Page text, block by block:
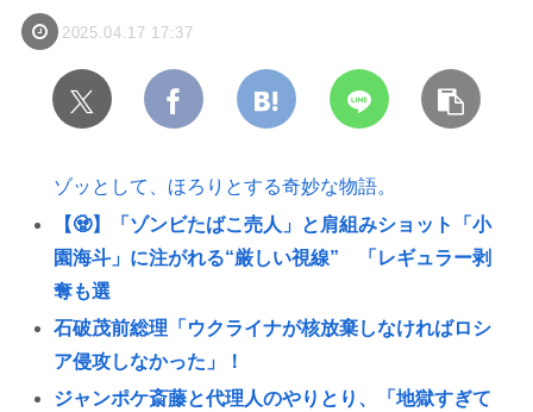
2025.04.17 17:37
ゾッとして、ほろりとする奇妙な物語。
【🧟】「ゾンビたばこ売人」と肩組みショット「小
園海斗」に注がれる“厳しい視線” 「レギュラー剥
奪も選
石破茂前総理「ウクライナが核放棄しなければロシ
ア侵攻しなかった」！
ジャンポケ斎藤と代理人のやりとり、「地獄すぎて